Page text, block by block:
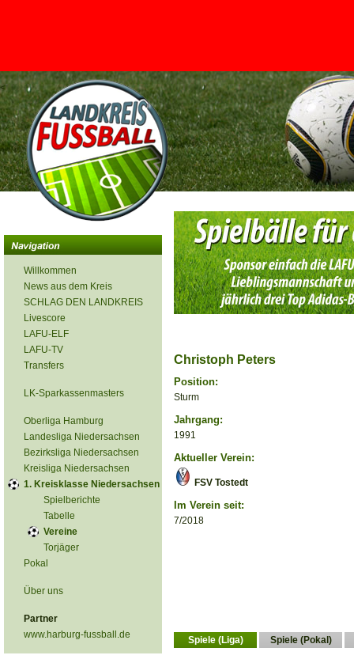
<
Willkommen
News aus dem Kreis
SCHLAG DEN LANDKREIS
Livescore
LAFU-ELF
LAFU-TV
Transfers
LK-Sparkassenmasters
Oberliga Hamburg
Landesliga Niedersachsen
Bezirksliga Niedersachsen
Kreisliga Niedersachsen
1. Kreisklasse Niedersachsen
Spielberichte
Tabelle
Vereine
Torjäger
Pokal
Über uns
Partner
www.harburg-fussball.de
Christoph Peters
Position:
Sturm
Jahrgang:
1991
Aktueller Verein:
FSV Tostedt
Im Verein seit:
7/2018
Spiele (Liga) Spiele (Pokal)